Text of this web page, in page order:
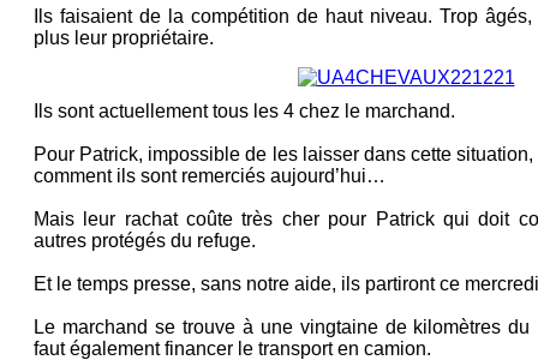
Ils faisaient de la compétition de haut niveau. Trop âgés,
plus leur propriétaire.
Ils sont actuellement tous les 4 chez le marchand.
Pour Patrick, impossible de les laisser dans cette
comment ils sont remerciés aujourd’hui…
Mais leur rachat coûte très cher pour Patrick qui doit
autres protégés du refuge.
Et le temps presse, sans notre aide, ils partiront ce
Le marchand se trouve à une vingtaine de kilomètres du
faut également financer le transport en camion.